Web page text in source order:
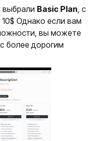
выбрали Basic Plan , с
Однако если вам
вы можете
более дорогим